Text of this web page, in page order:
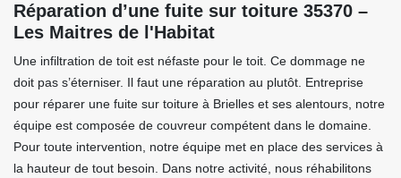
Réparation d’une fuite sur toiture 35370 –
Les Maitres de l'Habitat
Une infiltration de toit est néfaste pour le toit. Ce dommage ne
doit pas s’éterniser. Il faut une réparation au plutôt. Entreprise
pour réparer une fuite sur toiture à Brielles et ses alentours, notre
équipe est composée de couvreur compétent dans le domaine.
Pour toute intervention, notre équipe met en place des services à
la hauteur de tout besoin. Dans notre activité, nous réhabilitons